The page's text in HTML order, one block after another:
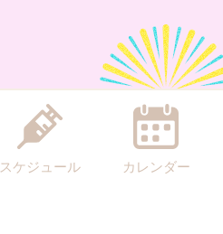
スケジュール カレンダー